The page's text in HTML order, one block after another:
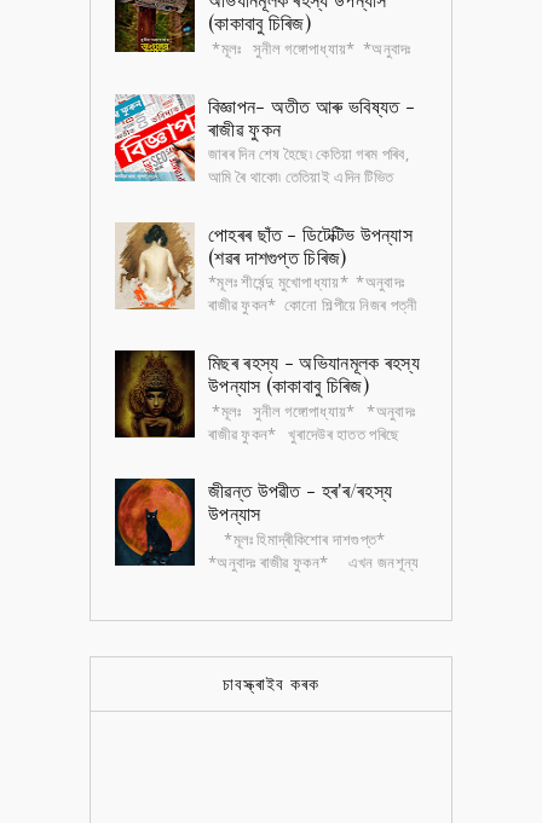
(কাকাবাবু চিৰিজ)
*মূলঃ সুনীল গঙ্গোপাধ্যায়* *অনুবাদঃ
অন্তৰ্ধান হৈছে কেইমাহমান আগতে। বাকী টুৰিষ্টসকলৰ
অভিযোগ , ৰাত...
বিজ্ঞাপন- অতীত আৰু ভবিষ্যত -
ৰাজীৱ ফুকন
জাৰৰ দিন শেষ হৈছে৷ কেতিয়া গৰম পৰিব,
আমি ৰৈ থাকো৷ তেতিয়াই এদিন টিভিত
কা মৌচম আয়া, আয়া মৌচম...পোহৰৰ ছাঁত - ডিটেক্টিভ উপন্যাস
(শৱৰ দাশগুপ্ত চিৰিজ)
*মূলঃ শীৰ্ষেন্দু মুখোপাধ্যায়* *অনুবাদঃ
ৰাজীৱ ফুকন* কোনো শিল্পীয়ে নিজৰ পত্নী
বেচিব পাৰিব জানো? কিন্তু পত্...মিছৰ ৰহস্য - অভিযানমূলক ৰহস্য
উপন্যাস (কাকাবাবু চিৰিজ)
*মূলঃ সুনীল গঙ্গোপাধ্যায়* *অনুবাদঃ
ৰাজীৱ ফুকন* খুৰাদেউৰ হাতত পৰিছে
ছবি। ছবিকেইখন আঁকিছে এক বৃদ্ধ...জীৱন্ত উপৱীত - হৰ'ৰ/ৰহস্য
উপন্যাস
*মূলঃ হিমাদ্ৰীকিশোৰ দাশগুপ্ত*
*অনুবাদঃ ৰাজীৱ ফুকন* এখন জনশূন্য
চাবস্ক্ৰাইব কৰক